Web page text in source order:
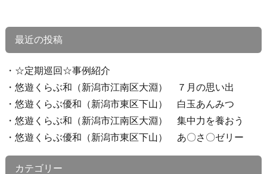
最近の投稿
☆定期巡回☆事例紹介
悠遊くらぶ和（新潟市江南区大淵） ７月の思い出
悠遊くらぶ優和（新潟市東区下山） 白玉あんみつ
悠遊くらぶ和（新潟市江南区大淵） 集中力を養おう
悠遊くらぶ優和（新潟市東区下山） あ〇さ〇ゼリー
カテゴリー